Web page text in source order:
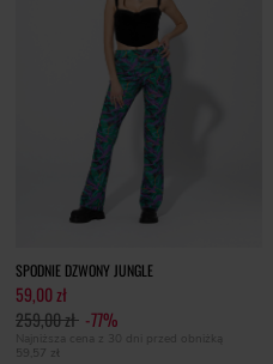
SPODNIE DZWONY JUNGLE
59,00 zł
259,00 zł -77%
Najniższa cena z 30 dni przed obniżką
59,57 zł